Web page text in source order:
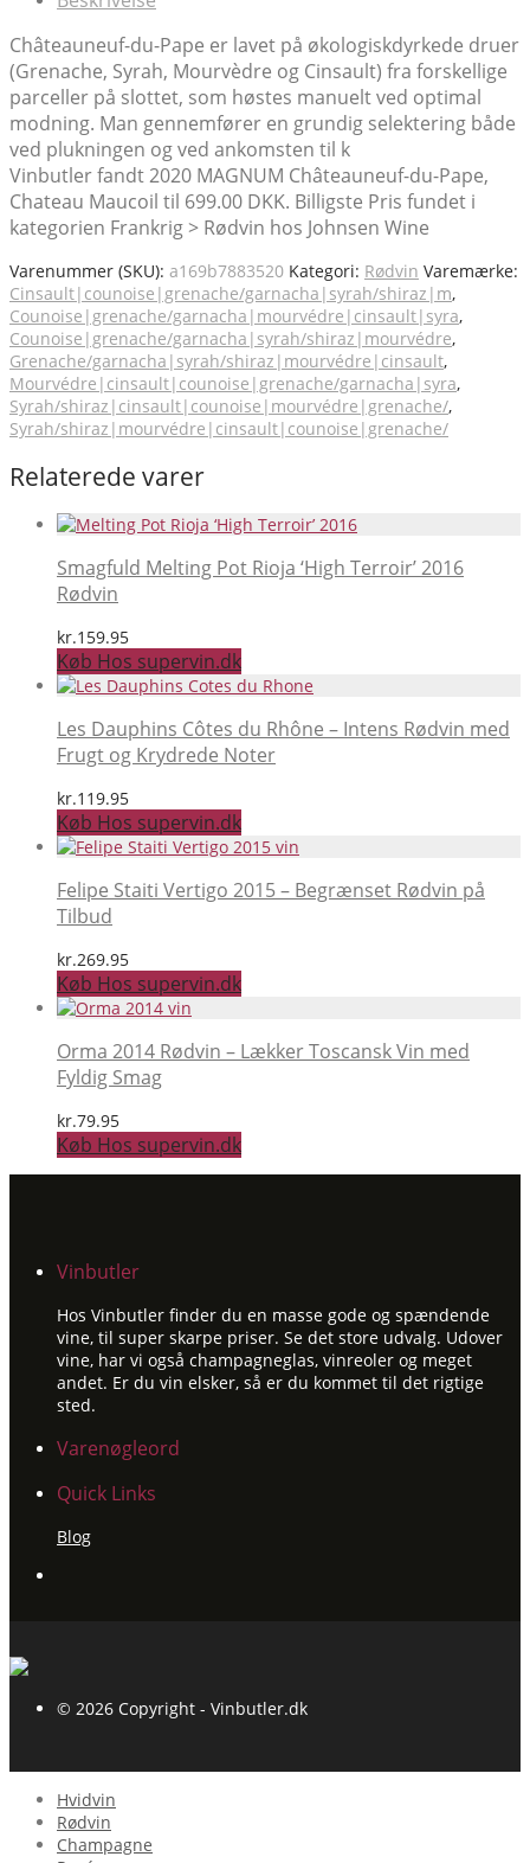
Châteauneuf-du-Pape er lavet på økologiskdyrkede druer
(Grenache, Syrah, Mourvèdre og Cinsault) fra forskellige
parceller på slottet, som høstes manuelt ved optimal
modning. Man gennemfører en grundig selektering både
ved plukningen og ved ankomsten til k
Vinbutler fandt 2020 MAGNUM Châteauneuf-du-Pape,
Chateau Maucoil til 699.00 DKK. Billigste Pris fundet i
kategorien Frankrig > Rødvin hos Johnsen Wine
Varenummer (SKU): a169b7883520 Kategori: Rødvin Varemærke:
Cinsault|counoise|grenache/garnacha|syrah/shiraz|m,
Counoise|grenache/garnacha|mourvédre|cinsault|syra,
Counoise|grenache/garnacha|syrah/shiraz|mourvédre,
Grenache/garnacha|syrah/shiraz|mourvédre|cinsault,
Mourvédre|cinsault|counoise|grenache/garnacha|syra,
Syrah/shiraz|cinsault|counoise|mourvédre|grenache/,
Syrah/shiraz|mourvédre|cinsault|counoise|grenache/
Relaterede varer
Smagfuld Melting Pot Rioja ‘High Terroir’ 2016
Rødvin
kr.159.95
Køb Hos supervin.dk
Les Dauphins Côtes du Rhône – Intens Rødvin med
Frugt og Krydrede Noter
kr.119.95
Køb Hos supervin.dk
Felipe Staiti Vertigo 2015 – Begrænset Rødvin på
Tilbud
kr.269.95
Køb Hos supervin.dk
Orma 2014 Rødvin – Lækker Toscansk Vin med
Fyldig Smag
kr.79.95
Køb Hos supervin.dk
Vinbutler
Hos Vinbutler finder du en masse gode og spændende
vine, til super skarpe priser. Se det store udvalg. Udover
vine, har vi også champagneglas, vinreoler og meget
andet. Er du vin elsker, så er du kommet til det rigtige
sted.
Varenøgleord
Quick Links
Blog
© 2026 Copyright - Vinbutler.dk
Hvidvin
Rødvin
Champagne